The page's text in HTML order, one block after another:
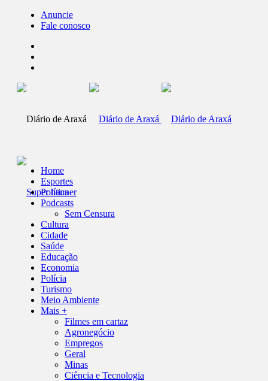
Anuncie
Fale conosco
Home
Esportes
Política
Podcasts
Sem Censura
Cultura
Cidade
Saúde
Educação
Economia
Polícia
Turismo
Meio Ambiente
Mais +
Filmes em cartaz
Agronegócio
Empregos
Geral
Minas
Ciência e Tecnologia